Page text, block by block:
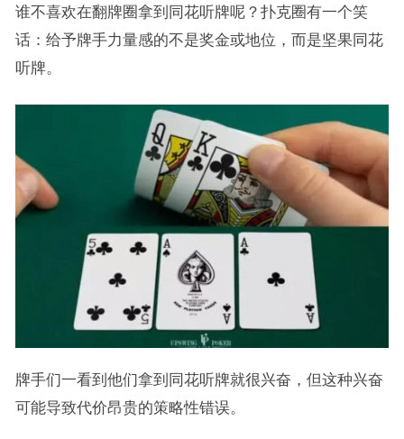
谁不喜欢在翻牌圈拿到同花听牌呢？扑克圈有一个笑
话：给予牌手力量感的不是奖金或地位，而是坚果同花
听牌。
牌手们一看到他们拿到同花听牌就很兴奋，但这种兴奋
可能导致代价昂贵的策略性错误。